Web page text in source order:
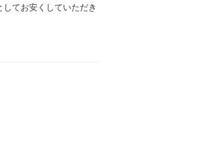
てお安くしていただき